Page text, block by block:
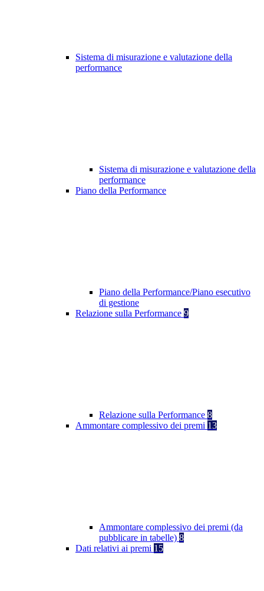
Sistema di misurazione e valutazione della
performance
Sistema di misurazione e valutazione della
performance
Piano della Performance
Piano della Performance/Piano esecutivo
di gestione
Relazione sulla Performance 9
Relazione sulla Performance 8
Ammontare complessivo dei premi 13
Ammontare complessivo dei premi (da
pubblicare in tabelle) 8
Dati relativi ai premi 15